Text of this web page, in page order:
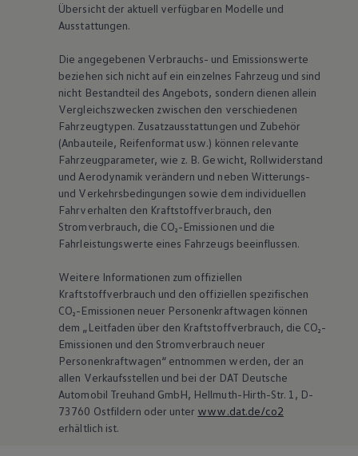
Übersicht der aktuell verfügbaren Modelle und
Ausstattungen.
Die angegebenen Verbrauchs- und Emissionswerte
beziehen sich nicht auf ein einzelnes Fahrzeug und sind
nicht Bestandteil des Angebots, sondern dienen allein
Vergleichszwecken zwischen den verschiedenen
Fahrzeugtypen. Zusatzausstattungen und Zubehör
(Anbauteile, Reifenformat usw.) können relevante
Fahrzeugparameter, wie z. B. Gewicht, Rollwiderstand
und Aerodynamik verändern und neben Witterungs-
und Verkehrsbedingungen sowie dem individuellen
Fahrverhalten den Kraftstoffverbrauch, den
Stromverbrauch, die CO₂-Emissionen und die
Fahrleistungswerte eines Fahrzeugs beeinflussen.
Weitere Informationen zum offiziellen
Kraftstoffverbrauch und den offiziellen spezifischen
CO₂-Emissionen neuer Personenkraftwagen können
dem „Leitfaden über den Kraftstoffverbrauch, die CO₂-
Emissionen und den Stromverbrauch neuer
Personenkraftwagen“ entnommen werden, der an
allen Verkaufsstellen und bei der DAT Deutsche
Automobil Treuhand GmbH, Hellmuth-Hirth-Str. 1, D-
73760 Ostfildern oder unter www.dat.de/co2
erhältlich ist.